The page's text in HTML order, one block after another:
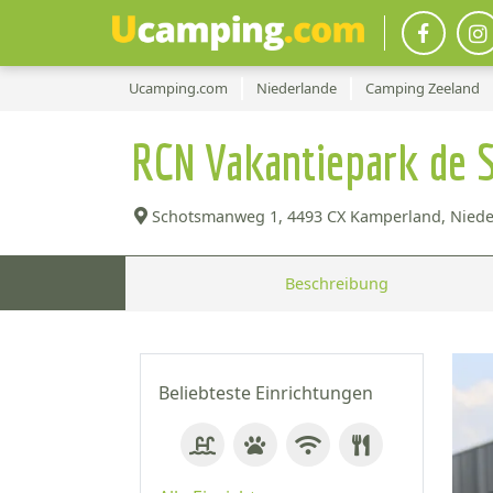
Ucamping.com Niederlande Camping Zeeland
RCN Vakantiepark de
Schotsmanweg 1, 4493 CX Kamperland,
Beschreibung
Beliebteste Einrichtungen